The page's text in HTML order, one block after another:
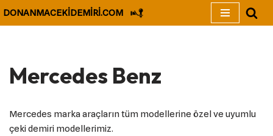
DONANMACEKİDEMİRİ.COM
Mercedes Benz
Mercedes marka araçların tüm modellerine özel ve uyumlu
çeki demiri modellerimiz.